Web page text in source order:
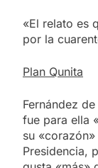
«El relato es
por la
Plan Qunita
Fernández
fue para ella
su
Presidencia,